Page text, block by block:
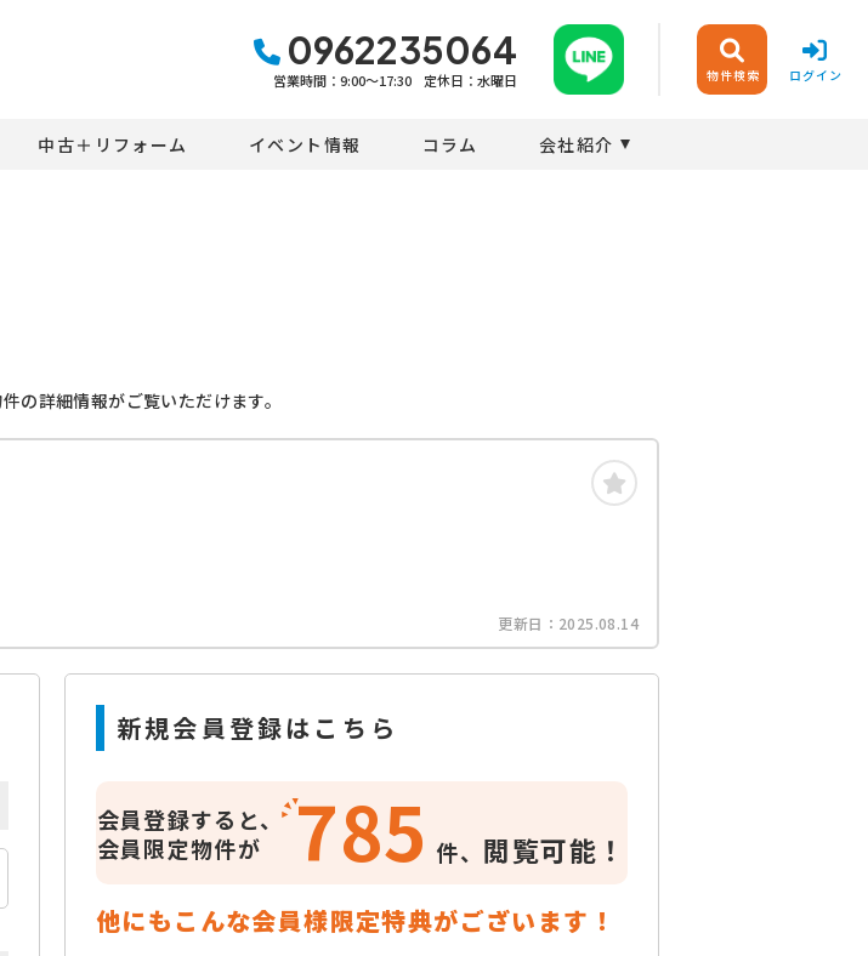
0962235064
営業時間：9:00〜17:30 定休日：水曜日 物件検索 ログイン
中古＋リフォーム イベント情報 コラム 会社紹介
の詳細情報がご覧いただけます。
更新日： 2025.08.14
新規会員登録はこちら
会員登録すると、
会員限定物件が
785 件、 閲覧可能！
他にもこんな会員様限定特典がございます！